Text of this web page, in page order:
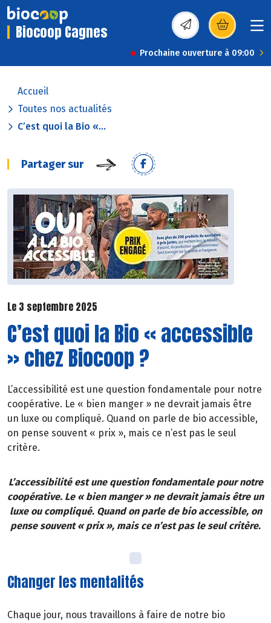
Biocoop Cagnes (s’ouvre dans une
Prochaine ouverture à 09:00
Accueil
Toutes nos actualités
C’est quoi la Bio «...
Partager sur
Le 3 septembre 2025
C’est quoi la Bio « accessible
» chez Biocoop ?
L’accessibilité est une question fondamentale pour notre
coopérative. Le « bien manger » ne devrait jamais être
un luxe ou compliqué. Quand on parle de bio accessible,
on pense souvent « prix », mais ce n’est pas le seul
critère.
L’accessibilité est une question fondamentale pour notre
coopérative. Le « bien manger » ne devrait jamais être un
luxe ou compliqué. Quand on parle de bio accessible, on
pense souvent « prix », mais ce n’est pas le seul critère.
Changer les mentalités
Chaque jour, nous travaillons à faire de notre bio